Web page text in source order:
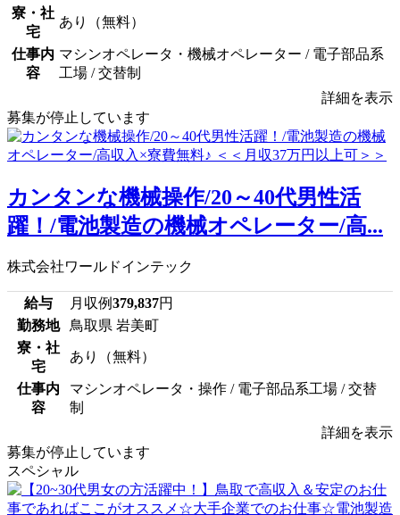
寮・社
宅
あり（無料）
仕事内
容
マシンオペレータ・機械オペレーター / 電子部品系
工場 / 交替制
詳細を表示
募集が停止しています
カンタンな機械操作/20～40代男性活
躍！/電池製造の機械オペレーター/高...
株式会社ワールドインテック
給与 月収例379,837円
勤務地
鳥取県 岩美町
寮・社
宅
あり（無料）
仕事内
容
マシンオペレータ・操作 / 電子部品系工場 / 交替
制
詳細を表示
募集が停止しています
スペシャル